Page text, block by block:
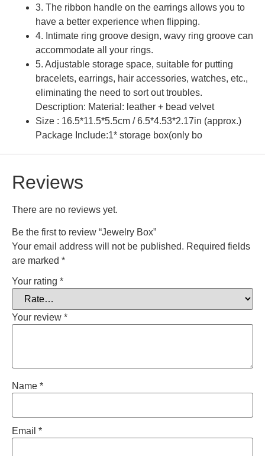
3. The ribbon handle on the earrings allows you to
have a better experience when flipping.
4. Intimate ring groove design, wavy ring groove can
accommodate all your rings.
5. Adjustable storage space, suitable for putting
bracelets, earrings, hair accessories, watches, etc.,
eliminating the need to sort out troubles.
Description: Material: leather + bead velvet
Size : 16.5*11.5*5.5cm / 6.5*4.53*2.17in (approx.)
Package Include:1* storage box(only bo
Reviews
There are no reviews yet.
Be the first to review “Jewelry Box”
Your email address will not be published. Required fields
are marked *
Your rating *
Your review *
Name *
Email *